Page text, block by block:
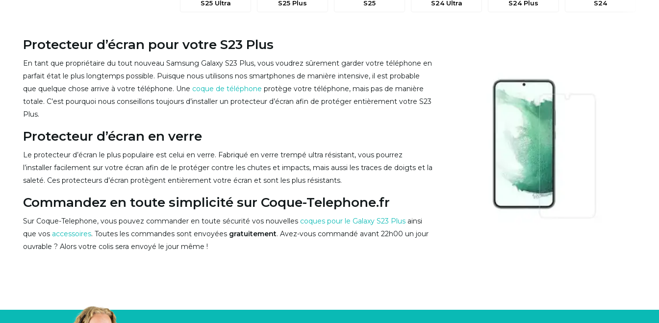
S25 Ultra S25 Plus S25 S24 Ultra S24 Plus S24
Protecteur d’écran pour votre S23 Plus
En tant que propriétaire du tout nouveau Samsung Galaxy S23 Plus, vous voudrez sûrement garder votre téléphone en
parfait état le plus longtemps possible. Puisque nous utilisons nos smartphones de manière intensive, il est probable
que quelque chose arrive à votre téléphone. Une coque de téléphone protège votre téléphone, mais pas de manière
totale. C’est pourquoi nous conseillons toujours d’installer un protecteur d’écran afin de protéger entièrement votre S23
Plus.
Protecteur d’écran en verre
Le protecteur d’écran le plus populaire est celui en verre. Fabriqué en verre trempé ultra résistant, vous pourrez
l’installer facilement sur votre écran afin de le protéger contre les chutes et impacts, mais aussi les traces de doigts et la
saleté. Ces protecteurs d’écran protègent entièrement votre écran et sont les plus résistants.
Commandez en toute simplicité sur Coque-Telephone.fr
Sur Coque-Telephone, vous pouvez commander en toute sécurité vos nouvelles coques pour le Galaxy S23 Plus ainsi
que vos accessoires. Toutes les commandes sont envoyées gratuitement. Avez-vous commandé avant 22h00 un jour
ouvrable ? Alors votre colis sera envoyé le jour même !